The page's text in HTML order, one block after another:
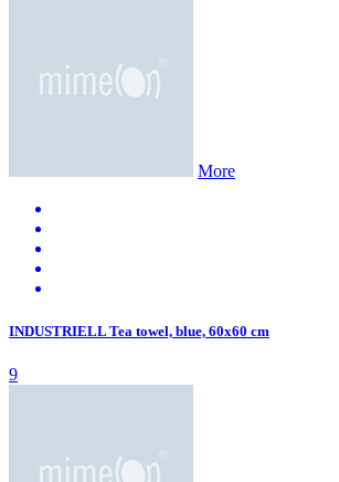
More
INDUSTRIELL Tea towel, blue, 60x60 cm
9